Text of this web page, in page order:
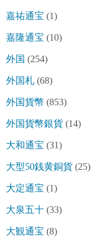
嘉祐通宝 (1)
嘉隆通宝 (10)
外国 (254)
外国札 (68)
外国貨幣 (853)
外国貨幣銀貨 (14)
大和通宝 (31)
大型50銭黄銅貨 (25)
大定通宝 (1)
大泉五十 (33)
大観通宝 (8)